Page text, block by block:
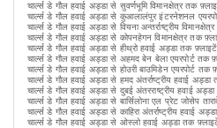
चार्ल्स डे गौल हवाई अड्डा से सुवर्णभूमि विमानक्षेत्र तक
चार्ल्स डे गौल हवाई अड्डा से कुआलालंपुर इंटरनेशनल
चार्ल्स डे गौल हवाई अड्डा से वियना अन्तर्राष्ट्रीय
चार्ल्स डे गौल हवाई अड्डा से कोपनहेगन विमानक्षेत्र तक
चार्ल्स डे गौल हवाई अड्डा से हीथ्रो हवाई अड्डा तक फ़्लाइटें
चार्ल्स डे गौल हवाई अड्डा से अहमद बेन बेला एयरपोर्ट तक
चार्ल्स डे गौल हवाई अड्डा से होउरी बाउमिडेन एयरपोर्ट तक
चार्ल्स डे गौल हवाई अड्डा से हमद अंतर्राष्ट्रीय हवाई
चार्ल्स डे गौल हवाई अड्डा से दुबई अंतरराष्ट्रीय हवाई
चार्ल्स डे गौल हवाई अड्डा से बार्सिलोना एल प्रेट जोसेप
चार्ल्स डे गौल हवाई अड्डा से काहिरा अंतर्राष्ट्रीय हवाई
चार्ल्स डे गौल हवाई अड्डा से ओस्लो हवाई अड्डा तक